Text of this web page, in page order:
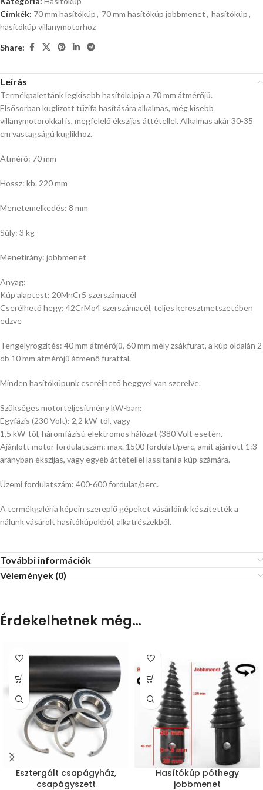
Címkék: 70 mm hasítókúp, 70 mm hasítókúp jobbmenet, hasítókúp,
hasítókúp villanymotorhoz
Share:
Leírás
Termékpalettánk legkisebb hasítókúpja a 70 mm átmérőjű.
Elsősorban kuglizott tűzifa hasítására alkalmas, még kisebb
villanymotorokkal is, megfelelő ékszíjas áttétellel. Alkalmas akár 30-35
cm vastagságú kuglikhoz.
Átmérő: 70 mm
Hossz: kb. 220 mm
Menetemelkedés: 8 mm
Súly: 3 kg
Menetirány: jobbmenet
Anyag:
Kúp alaptest: 20MnCr5 szerszámacél
Cserélhető hegy: 42CrMo4 szerszámacél, teljes keresztmetszetében
edzve
Tengelyrögzítés: 40 mm átmérőjű, 60 mm mély zsákfurat, a kúp oldalán 2
db 10 mm átmérőjű átmenő furattal.
Minden hasítókúpunk cserélhető heggyel van szerelve.
Szükséges motorteljesítmény kW-ban:
Egyfázis (230 Volt): 2,2 kW-tól, vagy
1,5 kW-tól, háromfázisú elektromos hálózat (380 Volt esetén.
Ajánlott motor fordulatszám: max. 1500 fordulat/perc, amit ajánlott 1:3
arányban ékszíjas, vagy egyéb áttétellel lassítani a kúp számára.
Üzemi fordulatszám: 400-600 fordulat/perc.
A termékgaléria képein szereplő gépeket vásárlóink készítették a
nálunk vásárolt hasítókúpokból, alkatrészekből.
További információk
Vélemények (0)
Érdekelhetnek még…
Esztergált csapágyház,
csapágyszett
Hasítókúp póthegy
jobbmenet